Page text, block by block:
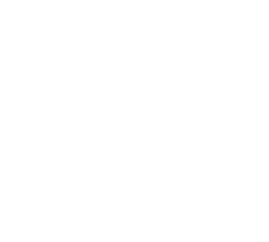
Zoom in, zoom uit of versleep de
Met ‘Dichtbij’ vind je de populairste
in Zeeland, eropuit naar een
Niks is te gek! Ontdek hier de